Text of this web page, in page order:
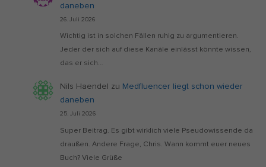
daneben
26. Juli 2026
Wichtig ist in solchen Fällen ruhig zu argumentieren.
Jeder der sich auf diese Kanäle einlässt könnte wissen,
das er sich…
Nils Haendel zu Medfluencer liegt schon wieder
daneben
25. Juli 2026
Super Beitrag. Es gibt wirklich viele Pseudowissende da
draußen. Andere Frage, Chris. Wann kommt euer neues
Buch? Viele Grüße